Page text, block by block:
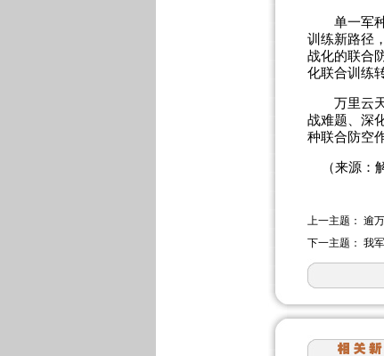
单一军种
训练新路径
战化的联合
化联合训练
万里云天
战难题、深
种联合防空
（来源：
上一主题： 逾
下一主题： 我